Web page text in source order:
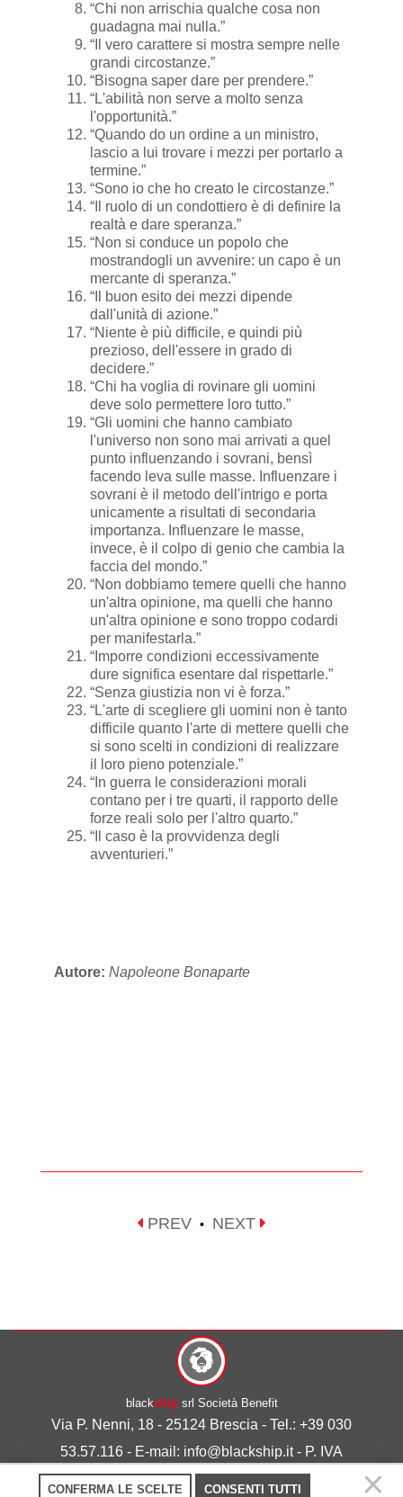
“Chi non arrischia qualche cosa non
guadagna mai nulla.”
“Il vero carattere si mostra sempre nelle
grandi circostanze.”
“Bisogna saper dare per prendere.”
“L'abilità non serve a molto senza
l'opportunità.”
“Quando do un ordine a un ministro,
lascio a lui trovare i mezzi per portarlo a
termine.”
“Sono io che ho creato le circostanze.”
“Il ruolo di un condottiero è di definire la
realtà e dare speranza.”
“Non si conduce un popolo che
mostrandogli un avvenire: un capo è un
mercante di speranza.”
“Il buon esito dei mezzi dipende
dall'unità di azione.”
“Niente è più difficile, e quindi più
prezioso, dell'essere in grado di
decidere.”
“Chi ha voglia di rovinare gli uomini
deve solo permettere loro tutto.”
“Gli uomini che hanno cambiato
l'universo non sono mai arrivati a quel
punto influenzando i sovrani, bensì
facendo leva sulle masse. Influenzare i
sovrani è il metodo dell'intrigo e porta
unicamente a risultati di secondaria
importanza. Influenzare le masse,
invece, è il colpo di genio che cambia la
faccia del mondo.”
“Non dobbiamo temere quelli che hanno
un'altra opinione, ma quelli che hanno
un'altra opinione e sono troppo codardi
per manifestarla.”
“Imporre condizioni eccessivamente
dure significa esentare dal rispettarle.”
“Senza giustizia non vi è forza.”
“L'arte di scegliere gli uomini non è tanto
difficile quanto l'arte di mettere quelli che
si sono scelti in condizioni di realizzare
il loro pieno potenziale.”
“In guerra le considerazioni morali
contano per i tre quarti, il rapporto delle
forze reali solo per l'altro quarto.”
“Il caso è la provvidenza degli
avventurieri.”
Autore: Napoleone Bonaparte
PREV • NEXT
blackshipsrl Società Benefit
Via P. Nenni, 18 - 25124 Brescia - Tel.: +39 030
53.57.116 - E-mail: info@blackship.it - P. IVA
03492980986
CONFERMA LE SCELTE CONSENTI TUTTI